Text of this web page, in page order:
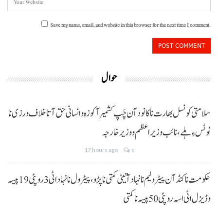
Save my name, email, and website in this browser for the next time I comment.
حوال
سلامتی کونسل بھارت نا کانود آن چَپ کشمیر آ کوزہ و انسانی حق آتا خلاف ورزی نا
نوٹس ءِ ہلے،نائب وزیراعظم و وزیر خارجہ
17 hours ago 0
حکومت نا کنڈ آن پیٹرولیم نا نہاد آتیٹی کمتی نا پڑو،پیٹرول نا نہاد اٹی 3 روپئی 19 پیسہ
و ڈیزل اٹی اسہ روپئی 50 پیسہ نا کمتی